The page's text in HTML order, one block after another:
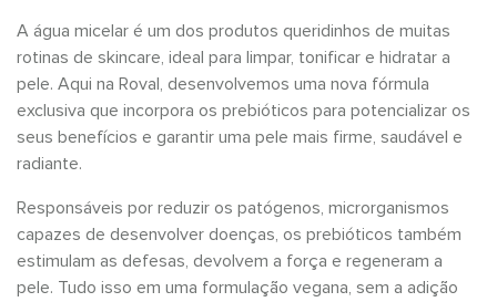
A água micelar é um dos produtos queridinhos de muitas
rotinas de skincare, ideal para limpar, tonificar e hidratar a
pele. Aqui na Roval, desenvolvemos uma nova fórmula
exclusiva que incorpora os prebióticos para potencializar os
seus benefícios e garantir uma pele mais firme, saudável e
radiante.
Responsáveis por reduzir os patógenos, microrganismos
capazes de desenvolver doenças, os prebióticos também
estimulam as defesas, devolvem a força e regeneram a
pele. Tudo isso em uma formulação vegana, sem a adição